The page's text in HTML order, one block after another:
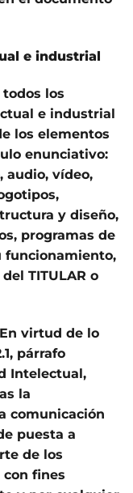
e industrial
todos los
e industrial
los elementos
enunciativo:
audio, vídeo,
y diseño,
programas de
funcionamiento,
TITULAR o
virtud de lo
párrafo
Intelectual,
la
comunicación
puesta a
de los
fines